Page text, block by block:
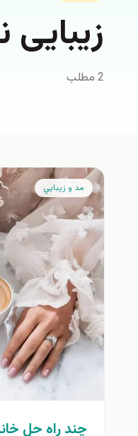
زیبایی
2 مطلب
مد و زيبايي
چند راه حل